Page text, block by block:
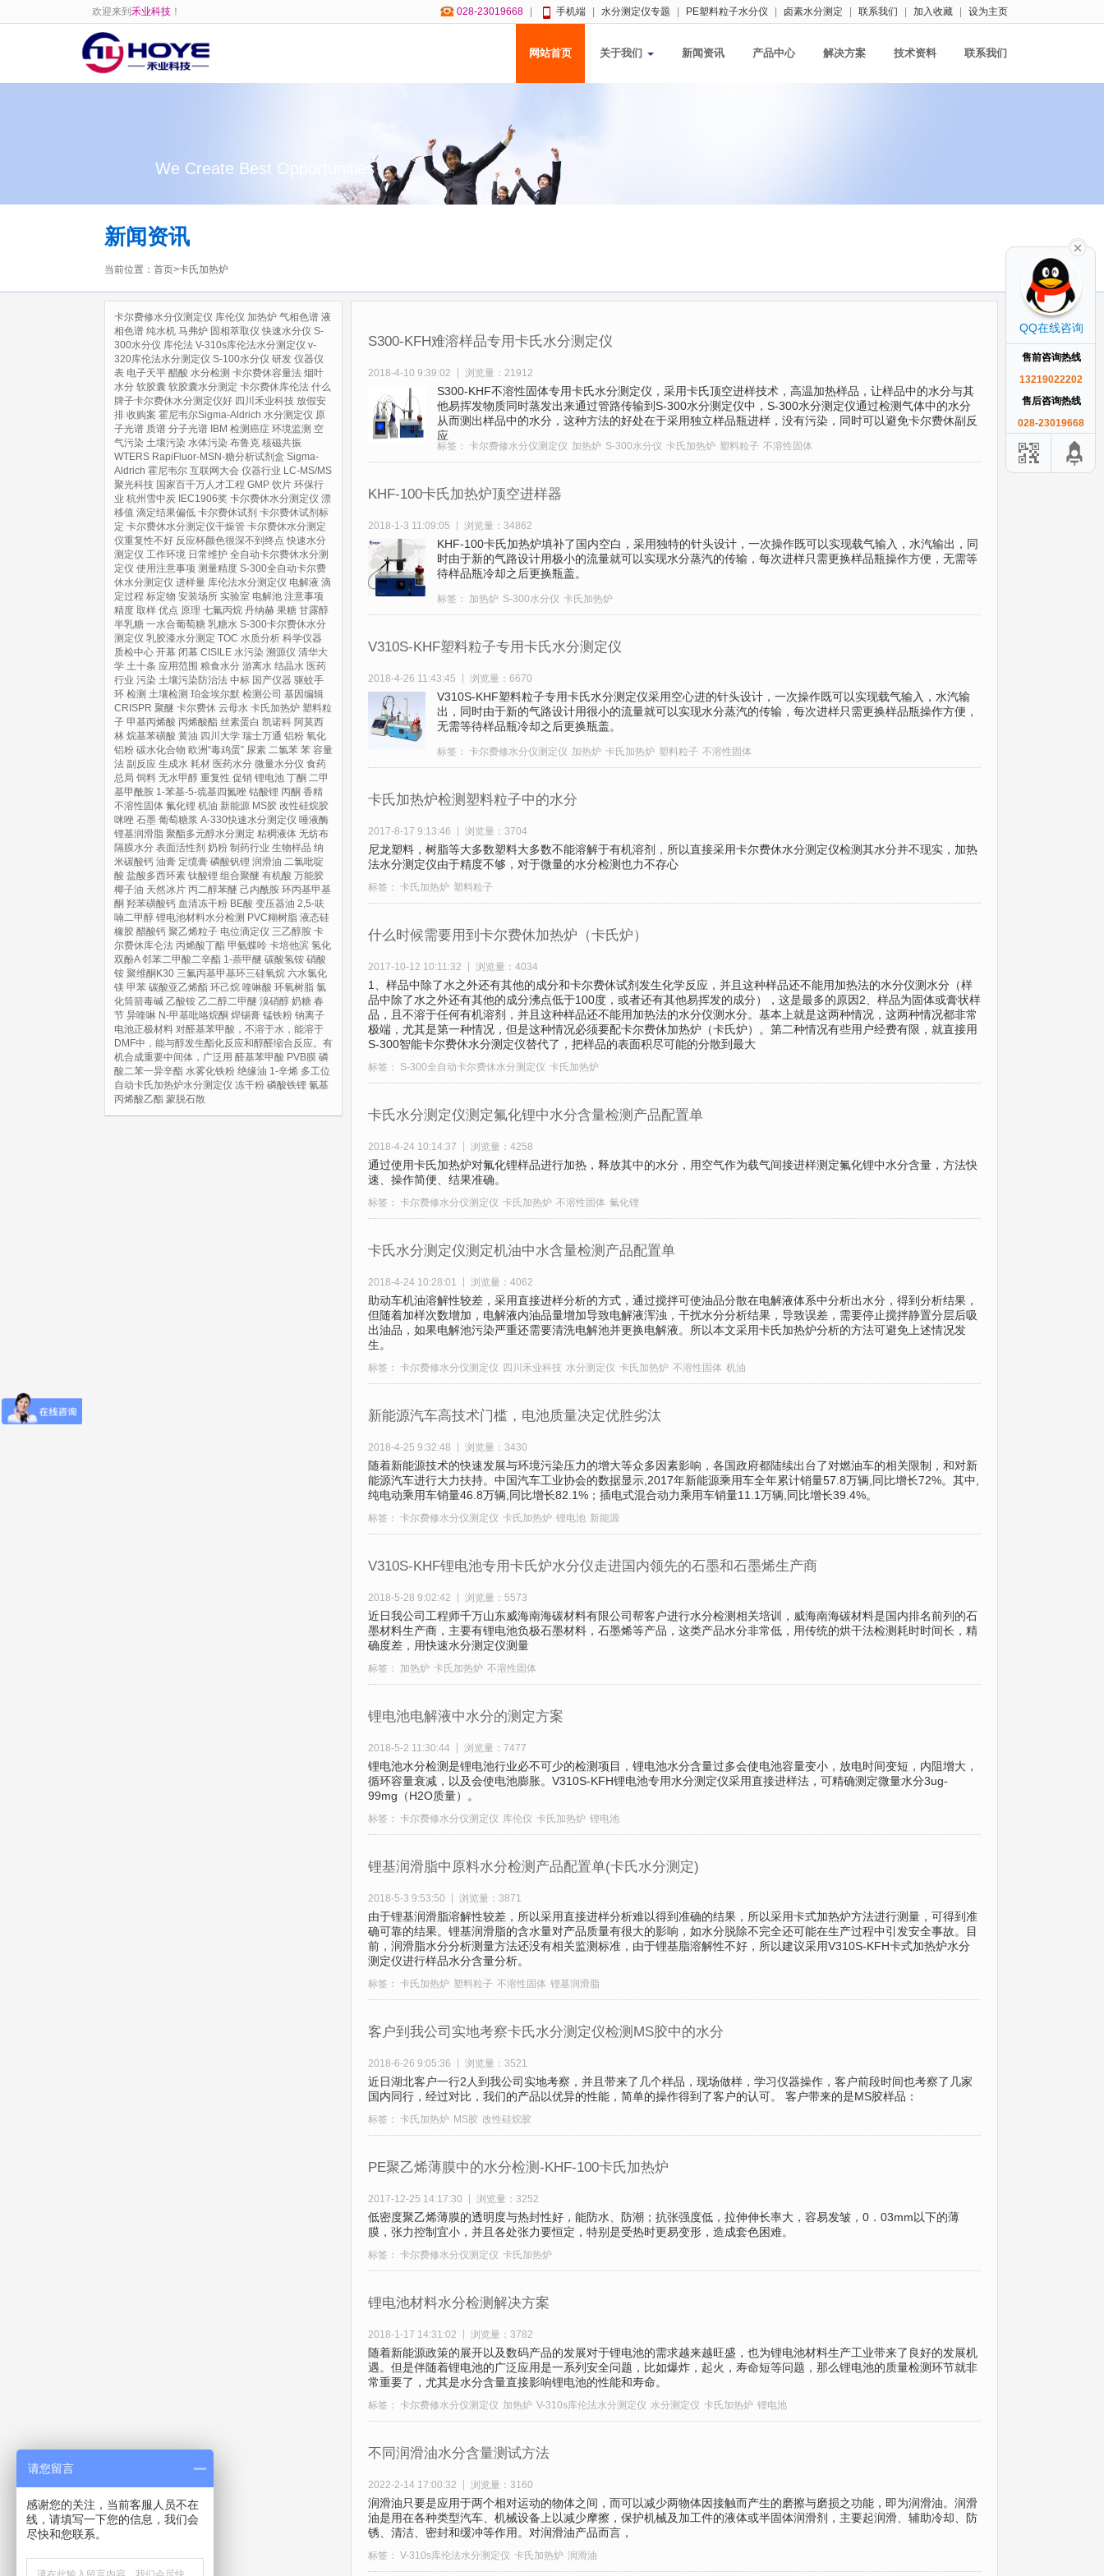
028-23019668 手机端 水分测定仪专题 PE塑料粒子水分仪 卤素水分测定 联系我们 加入收藏 设为主页
欢迎来到 禾业科技 ！
网站首页 关于我们 新闻资讯 产品中心 解决方案 技术资料 联系我们
We Create Best Opportunities
新闻资讯
当前位置： 首页>卡氏加热炉
卡尔费修水分仪测定仪 库伦仪 加热炉 气相色谱 液
相色谱 纯水机 马弗炉 固相萃取仪 快速水分仪 S-
300水分仪 库伦法 V-310s库伦法水分测定仪 v-
320库伦法水分测定仪 S-100水分仪 研发 仪器仪
表 电子天平 醋酸 水分检测 卡尔费休容量法 烟叶
水分 软胶囊 软胶囊水分测定 卡尔费休库伦法 什么
牌子卡尔费休水分测定仪好 四川禾业科技 放假安
排 收购案 霍尼韦尔Sigma-Aldrich 水分测定仪 原
子光谱 质谱 分子光谱 IBM 检测癌症 环境监测 空
气污染 土壤污染 水体污染 布鲁克 核磁共振
WTERS RapiFluor-MSN-糖分析试剂盒 Sigma-
Aldrich 霍尼韦尔 互联网大会 仪器行业 LC-MS/MS
聚光科技 国家百千万人才工程 GMP 饮片 环保行
业 杭州雪中炭 IEC1906奖 卡尔费休水分测定仪 漂
移值 滴定结果偏低 卡尔费休试剂 卡尔费休试剂标
定 卡尔费休水分测定仪干燥管 卡尔费休水分测定
仪重复性不好 反应杯颜色很深不到终点 快速水分
测定仪 工作环境 日常维护 全自动卡尔费休水分测
定仪 使用注意事项 测量精度 S-300全自动卡尔费
休水分测定仪 进样量 库伦法水分测定仪 电解液 滴
定过程 标定物 安装场所 实验室 电解池 注意事项
精度 取样 优点 原理 七氟丙烷 丹纳赫 果糖 甘露醇
半乳糖 一水合葡萄糖 乳糖水 S-300卡尔费休水分
测定仪 乳胶漆水分测定 TOC 水质分析 科学仪器
质检中心 开幕 闭幕 CISILE 水污染 溯源仪 清华大
学 土十条 应用范围 粮食水分 游离水 结晶水 医药
行业 污染 土壤污染防治法 中标 国产仪器 驱蚊手
环 检测 土壤检测 珀金埃尔默 检测公司 基因编辑
CRISPR 聚醚 卡尔费休 云母水 卡氏加热炉 塑料粒
子 甲基丙烯酸 丙烯酸酯 丝素蛋白 凯诺科 阿莫西
林 烷基苯磺酸 黄油 四川大学 瑞士万通 铝粉 氧化
铝粉 碳水化合物 欧洲“毒鸡蛋” 尿素 二氯苯 苯 容量
法 副反应 生成水 耗材 医药水分 微量水分仪 食药
总局 饲料 无水甲醇 重复性 促销 锂电池 丁酮 二甲
基甲酰胺 1-苯基-5-巯基四氮唑 钴酸锂 丙酮 香精
不溶性固体 氟化锂 机油 新能源 MS胶 改性硅烷胶
咪唑 石墨 葡萄糖浆 A-330快速水分测定仪 唾液酶
锂基润滑脂 聚酯多元醇水分测定 粘稠液体 无纺布
隔膜水分 表面活性剂 奶粉 制药行业 生物样品 纳
米碳酸钙 油膏 定缆膏 磷酸钒锂 润滑油 二氯吡啶
酸 盐酸多西环素 钛酸锂 组合聚醚 有机酸 万能胶
椰子油 天然冰片 丙二醇苯醚 己内酰胺 环丙基甲基
酮 羟苯磺酸钙 血清冻干粉 BE酸 变压器油 2,5-呋
喃二甲醇 锂电池材料水分检测 PVC糊树脂 液态硅
橡胶 醋酸钙 聚乙烯粒子 电位滴定仪 三乙醇胺 卡
尔费休库仑法 丙烯酸丁酯 甲氨蝶呤 卡培他滨 氢化
双酚A 邻苯二甲酸二辛酯 1-萘甲醚 碳酸氢铵 硝酸
铵 聚维酮K30 三氟丙基甲基环三硅氧烷 六水氯化
镁 甲苯 碳酸亚乙烯酯 环己烷 喹啉酸 环氧树脂 氯
化筒箭毒碱 乙酸铵 乙二醇二甲醚 溴硝醇 奶糖 春
节 异喹啉 N-甲基吡咯烷酮 焊锡膏 锰铁粉 钠离子
电池正极材料 对醛基苯甲酸，不溶于水，能溶于
DMF中，能与醇发生酯化反应和醇醛缩合反应。有
机合成重要中间体，广泛用 醛基苯甲酸 PVB膜 磷
酸二苯一异辛酯 水雾化铁粉 绝缘油 1-辛烯 多工位
自动卡氏加热炉水分测定仪 冻干粉 磷酸铁锂 氰基
丙烯酸乙酯 蒙脱石散
S300-KFH难溶样品专用卡氏水分测定仪
2018-4-10 9:39:02 浏览量：21912
S300-KHF不溶性固体专用卡氏水分测定仪，采用卡氏顶空进样技术，高温加热样品，让样品中的水分与其
他易挥发物质同时蒸发出来通过管路传输到S-300水分测定仪中，S-300水分测定仪通过检测气体中的水分
从而测出样品中的水分，这种方法的好处在于采用独立样品瓶进样，没有污染，同时可以避免卡尔费休副反
应
标签： 卡尔费修水分仪测定仪 加热炉 S-300水分仪 卡氏加热炉 塑料粒子 不溶性固体
KHF-100卡氏加热炉顶空进样器
2018-1-3 11:09:05 浏览量：34862
KHF-100卡氏加热炉填补了国内空白，采用独特的针头设计，一次操作既可以实现载气输入，水汽输出，同
时由于新的气路设计用极小的流量就可以实现水分蒸汽的传输，每次进样只需更换样品瓶操作方便，无需等
待样品瓶冷却之后更换瓶盖。
标签： 加热炉 S-300水分仪 卡氏加热炉
V310S-KHF塑料粒子专用卡氏水分测定仪
2018-4-26 11:43:45 浏览量：6670
V310S-KHF塑料粒子专用卡氏水分测定仪采用空心进的针头设计，一次操作既可以实现载气输入，水汽输
出，同时由于新的气路设计用很小的流量就可以实现水分蒸汽的传输，每次进样只需更换样品瓶操作方便，
无需等待样品瓶冷却之后更换瓶盖。
标签： 卡尔费修水分仪测定仪 加热炉 卡氏加热炉 塑料粒子 不溶性固体
卡氏加热炉检测塑料粒子中的水分
2017-8-17 9:13:46 浏览量：3704
尼龙塑料，树脂等大多数塑料大多数不能溶解于有机溶剂，所以直接采用卡尔费休水分测定仪检测其水分并不现实，加热
法水分测定仪由于精度不够，对于微量的水分检测也力不存心
标签： 卡氏加热炉 塑料粒子
什么时候需要用到卡尔费休加热炉（卡氏炉）
2017-10-12 10:11:32 浏览量：4034
1、样品中除了水之外还有其他的成分和卡尔费休试剂发生化学反应，并且这种样品还不能用加热法的水分仪测水分（样
品中除了水之外还有其他的成分沸点低于100度，或者还有其他易挥发的成分），这是最多的原因2、样品为固体或膏状样
品，且不溶于任何有机溶剂，并且这种样品还不能用加热法的水分仪测水分。基本上就是这两种情况，这两种情况都非常
极端，尤其是第一种情况，但是这种情况必须要配卡尔费休加热炉（卡氏炉）。第二种情况有些用户经费有限，就直接用
S-300智能卡尔费休水分测定仪替代了，把样品的表面积尽可能的分散到最大
标签： S-300全自动卡尔费休水分测定仪 卡氏加热炉
卡氏水分测定仪测定氟化锂中水分含量检测产品配置单
2018-4-24 10:14:37 浏览量：4258
通过使用卡氏加热炉对氟化锂样品进行加热，释放其中的水分，用空气作为载气间接进样测定氟化锂中水分含量，方法快
速、操作简便、结果准确。
标签： 卡尔费修水分仪测定仪 卡氏加热炉 不溶性固体 氟化锂
卡氏水分测定仪测定机油中水含量检测产品配置单
2018-4-24 10:28:01 浏览量：4062
助动车机油溶解性较差，采用直接进样分析的方式，通过搅拌可使油品分散在电解液体系中分析出水分，得到分析结果，
但随着加样次数增加，电解液内油品量增加导致电解液浑浊，干扰水分分析结果，导致误差，需要停止搅拌静置分层后吸
出油品，如果电解池污染严重还需要清洗电解池并更换电解液。所以本文采用卡氏加热炉分析的方法可避免上述情况发
生。
标签： 卡尔费修水分仪测定仪 四川禾业科技 水分测定仪 卡氏加热炉 不溶性固体 机油
新能源汽车高技术门槛，电池质量决定优胜劣汰
2018-4-25 9:32:48 浏览量：3430
随着新能源技术的快速发展与环境污染压力的增大等众多因素影响，各国政府都陆续出台了对燃油车的相关限制，和对新
能源汽车进行大力扶持。中国汽车工业协会的数据显示,2017年新能源乘用车全年累计销量57.8万辆,同比增长72%。其中,
纯电动乘用车销量46.8万辆,同比增长82.1%；插电式混合动力乘用车销量11.1万辆,同比增长39.4%。
标签： 卡尔费修水分仪测定仪 卡氏加热炉 锂电池 新能源
V310S-KHF锂电池专用卡氏炉水分仪走进国内领先的石墨和石墨烯生产商
2018-5-28 9:02:42 浏览量：5573
近日我公司工程师千万山东威海南海碳材料有限公司帮客户进行水分检测相关培训，威海南海碳材料是国内排名前列的石
墨材料生产商，主要有锂电池负极石墨材料，石墨烯等产品，这类产品水分非常低，用传统的烘干法检测耗时时间长，精
确度差，用快速水分测定仪测量
标签： 加热炉 卡氏加热炉 不溶性固体
锂电池电解液中水分的测定方案
2018-5-2 11:30:44 浏览量：7477
锂电池水分检测是锂电池行业必不可少的检测项目，锂电池水分含量过多会使电池容量变小，放电时间变短，内阻增大，
循环容量衰减，以及会使电池膨胀。V310S-KFH锂电池专用水分测定仪采用直接进样法，可精确测定微量水分3ug-
99mg（H2O质量）。
标签： 卡尔费修水分仪测定仪 库伦仪 卡氏加热炉 锂电池
锂基润滑脂中原料水分检测产品配置单(卡氏水分测定)
2018-5-3 9:53:50 浏览量：3871
由于锂基润滑脂溶解性较差，所以采用直接进样分析难以得到准确的结果，所以采用卡式加热炉方法进行测量，可得到准
确可靠的结果。锂基润滑脂的含水量对产品质量有很大的影响，如水分脱除不完全还可能在生产过程中引发安全事故。目
前，润滑脂水分分析测量方法还没有相关监测标准，由于锂基脂溶解性不好，所以建议采用V310S-KFH卡式加热炉水分
测定仪进行样品水分含量分析。
标签： 卡氏加热炉 塑料粒子 不溶性固体 锂基润滑脂
客户到我公司实地考察卡氏水分测定仪检测MS胶中的水分
2018-6-26 9:05:36 浏览量：3521
近日湖北客户一行2人到我公司实地考察，并且带来了几个样品，现场做样，学习仪器操作，客户前段时间也考察了几家
国内同行，经过对比，我们的产品以优异的性能，简单的操作得到了客户的认可。 客户带来的是MS胶样品：
标签： 卡氏加热炉 MS胶 改性硅烷胶
PE聚乙烯薄膜中的水分检测-KHF-100卡氏加热炉
2017-12-25 14:17:30 浏览量：3252
低密度聚乙烯薄膜的透明度与热封性好，能防水、防潮；抗张强度低，拉伸伸长率大，容易发皱，0．03mm以下的薄
膜，张力控制宜小，并且各处张力要恒定，特别是受热时更易变形，造成套色困难。
标签： 卡尔费修水分仪测定仪 卡氏加热炉
锂电池材料水分检测解决方案
2018-1-17 14:31:02 浏览量：3782
随着新能源政策的展开以及数码产品的发展对于锂电池的需求越来越旺盛，也为锂电池材料生产工业带来了良好的发展机
遇。但是伴随着锂电池的广泛应用是一系列安全问题，比如爆炸，起火，寿命短等问题，那么锂电池的质量检测环节就非
常重要了，尤其是水分含量直接影响锂电池的性能和寿命。
标签： 卡尔费修水分仪测定仪 加热炉 V-310s库伦法水分测定仪 水分测定仪 卡氏加热炉 锂电池
不同润滑油水分含量测试方法
2022-2-14 17:00:32 浏览量：3160
润滑油只要是应用于两个相对运动的物体之间，而可以减少两物体因接触而产生的磨擦与磨损之功能，即为润滑油。润滑
油是用在各种类型汽车、机械设备上以减少摩擦，保护机械及加工件的液体或半固体润滑剂，主要起润滑、辅助冷却、防
锈、清洁、密封和缓冲等作用。对润滑油产品而言，
标签： V-310s库伦法水分测定仪 卡氏加热炉 润滑油
QQ在线咨询
售前咨询热线
13219022202
售后咨询热线
028-23019668
请您留言
感谢您的关注，当前客服人员不在
线，请填写一下您的信息，我们会
尽快和您联系。